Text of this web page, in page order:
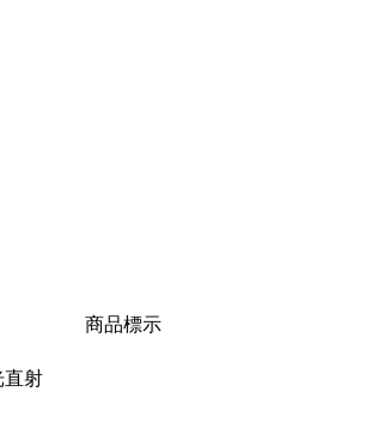
商品標示
直射